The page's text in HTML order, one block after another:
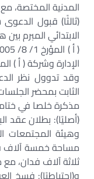
المدنية المختصة،
(ثالثًا) قبول
الابتدائي المبرم
الإدارة وشركة ( أ )
وقد تدوول نظر
مذكرة خلصا في
وهيئة المجتمعات
مساحة خمسة آلاف
ثلاثة آلاف فدان، مع
و(احتياطيًا): فسخ